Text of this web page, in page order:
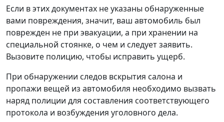
Если в этих документах не указаны обнаруженные
вами повреждения, значит, ваш автомобиль был
поврежден не при эвакуации, а при хранении на
специальной стоянке, о чем и следует заявить.
Вызовите полицию, чтобы исправить ущерб.
При обнаружении следов вскрытия салона и
пропажи вещей из автомобиля необходимо вызвать
наряд полиции для составления соответствующего
протокола и возбуждения уголовного дела.